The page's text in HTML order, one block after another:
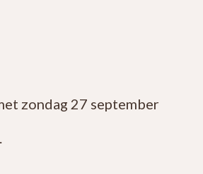
zondag 27 september